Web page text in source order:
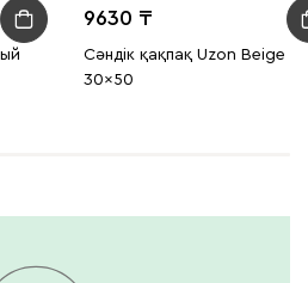
9630
Сәндік қақпақ Uzon Beige
30x50